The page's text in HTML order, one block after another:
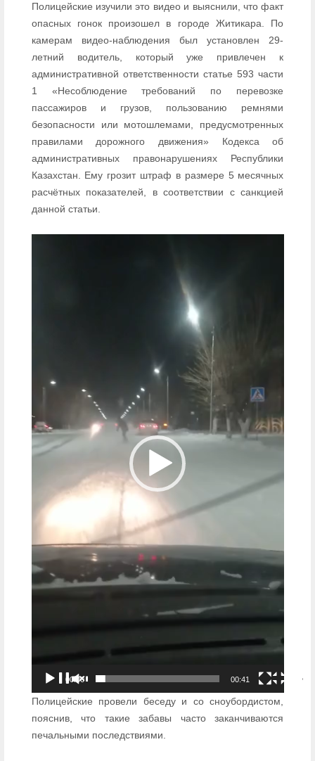
Полицейские изучили это видео и выяснили, что факт
опасных гонок произошел в городе Житикара. По
камерам видео-наблюдения был установлен 29-
летний водитель, который уже привлечен к
административной ответственности статье 593 части
1 «Несоблюдение требований по перевозке
пассажиров и грузов, пользованию ремнями
безопасности или мотошлемами, предусмотренных
правилами дорожного движения» Кодекса об
административных правонарушениях Республики
Казахстан. Ему грозит штраф в размере 5 месячных
расчётных показателей, в соответствии с санкцией
данной статьи.
00:00 00:41
Полицейские провели беседу и со сноубордистом,
пояснив, что такие забавы часто заканчиваются
печальными последствиями.